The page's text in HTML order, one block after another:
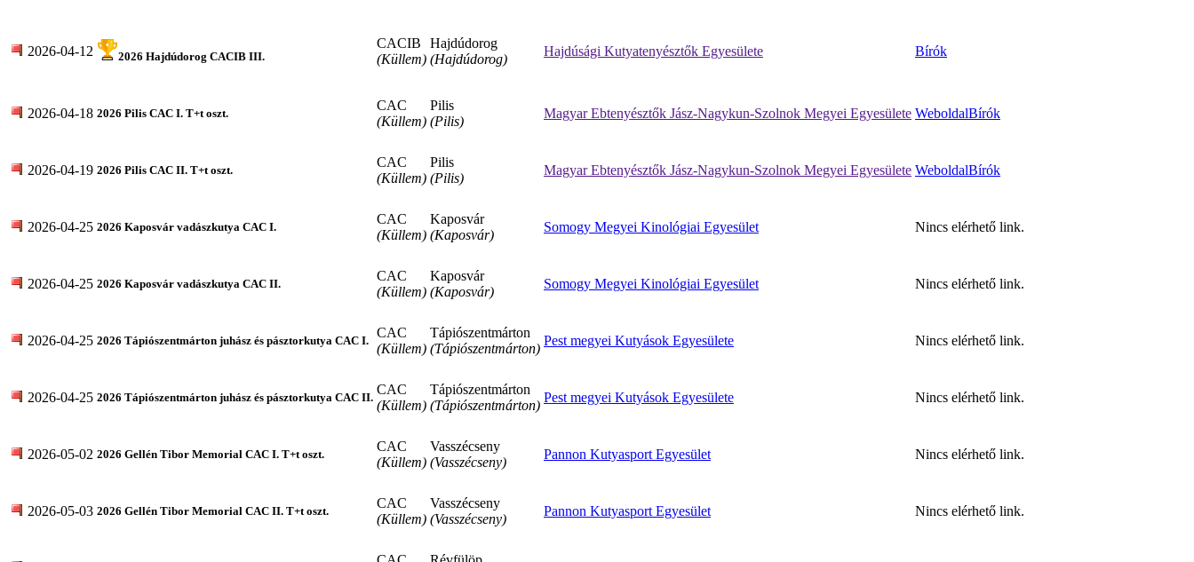
2026-04-12 2026 Hajdúdorog CACIB III.
CACIB
(Küllem)
Hajdúdorog
(Hajdúdorog)
Hajdúsági Kutyatenyésztők Egyesülete Bírók
2026-04-18 2026 Pilis CAC I. T+t oszt.
CAC
(Küllem)
Pilis
(Pilis)
Magyar Ebtenyésztők Jász-Nagykun-Szolnok Megyei Egyesülete WeboldalBírók
2026-04-19 2026 Pilis CAC II. T+t oszt.
CAC
(Küllem)
Pilis
(Pilis)
Magyar Ebtenyésztők Jász-Nagykun-Szolnok Megyei Egyesülete WeboldalBírók
2026-04-25 2026 Kaposvár vadászkutya CAC I.
CAC
(Küllem)
Kaposvár
(Kaposvár)
Somogy Megyei Kinológiai Egyesület Nincs elérhető link.
2026-04-25 2026 Kaposvár vadászkutya CAC II.
CAC
(Küllem)
Kaposvár
(Kaposvár)
Somogy Megyei Kinológiai Egyesület Nincs elérhető link.
2026-04-25 2026 Tápiószentmárton juhász és pásztorkutya CAC I.
CAC
(Küllem)
Tápiószentmárton
(Tápiószentmárton)
Pest megyei Kutyások Egyesülete Nincs elérhető link.
2026-04-25 2026 Tápiószentmárton juhász és pásztorkutya CAC II.
CAC
(Küllem)
Tápiószentmárton
(Tápiószentmárton)
Pest megyei Kutyások Egyesülete Nincs elérhető link.
2026-05-02 2026 Gellén Tibor Memorial CAC I. T+t oszt.
CAC
(Küllem)
Vasszécseny
(Vasszécseny)
Pannon Kutyasport Egyesület Nincs elérhető link.
2026-05-03 2026 Gellén Tibor Memorial CAC II. T+t oszt.
CAC
(Küllem)
Vasszécseny
(Vasszécseny)
Pannon Kutyasport Egyesület Nincs elérhető link.